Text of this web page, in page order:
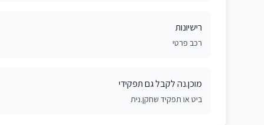
רישיונות
רכב פרטי
מוכן.נה לקבל גם תפקידי
ביט או תפקיד שחקן.נית